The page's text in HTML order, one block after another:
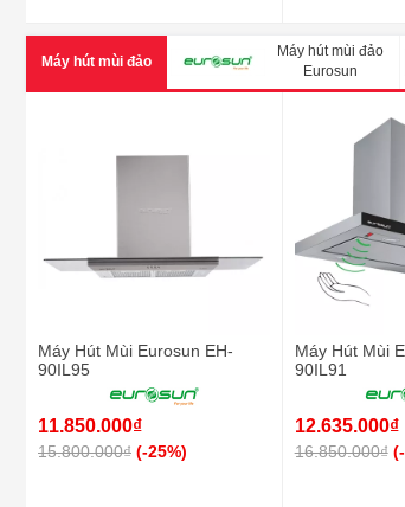
Máy hút mùi đảo
Máy hút mùi đảo
Eurosun
Máy Hút Mùi Eurosun EH-
90IL95
11.850.000₫
15.800.000₫ (-25%)
Máy Hút Mùi
90IL91
12.635.000₫
16.850.000₫